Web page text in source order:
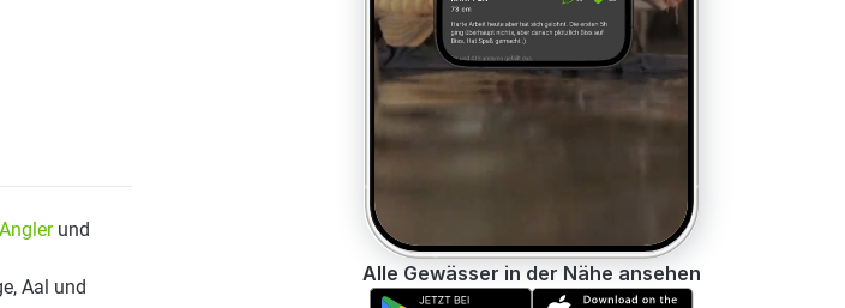
und
Aal und
Alle Gewässer in der Nähe ansehen